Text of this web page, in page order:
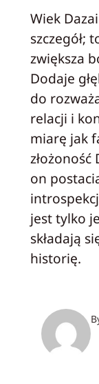
Wiek
szczegół;
zwiększa
Dodaje
do
relacji i
miarę jak
on
jest tylko
składają
historię.